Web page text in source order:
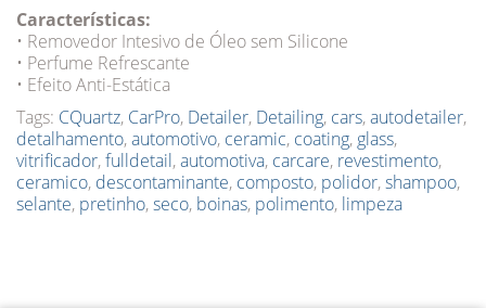
Características:
• Removedor Intesivo de Óleo sem Silicone
• Perfume Refrescante
• Efeito Anti-Estática
Tags: CQuartz, CarPro, Detailer, Detailing, cars,autodetailer,
detalhamento,automotivo, ceramic, coating, glass,
vitrificador,fulldetail,automotiva, carcare, revestimento,
ceramico, descontaminante, composto, polidor,shampoo,
selante, pretinho,seco, boinas, polimento, limpeza